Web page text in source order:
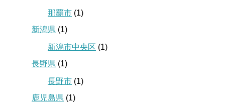
那覇市 (1)
新潟県 (1)
新潟市中央区 (1)
長野県 (1)
長野市 (1)
鹿児島県 (1)